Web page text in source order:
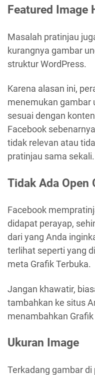
Featured Image
Masalah pratinjau
kurangnya gambar
struktur WordPress.
Karena alasan ini,
menemukan gambar
sesuai dengan
Facebook
tidak relevan atau
pratinjau sama sekali.
Tidak Ada Open
Facebook
didapat perayap,
dari yang Anda
terlihat seperti yang
meta Grafik Terbuka.
Jangan khawatir,
tambahkan ke situs
menambahkan
Ukuran Image
Terkadang gambar